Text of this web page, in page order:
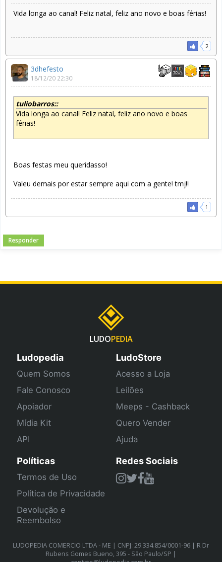
Vida longa ao canal! Feliz natal, feliz ano novo e boas férias!
2
3dhefesto
18/12/20 22:30
tuliobarros::
Vida longa ao canal! Feliz natal, feliz ano novo e boas
férias!
Boas festas meu queridasso!
Valeu demais por estar sempre aqui com a gente! tmj!!
1
Responder
LUDOPEDIA
Ludopedia
Quem Somos
Fale Conosco
Apoiador
Mídia Kit
API
LudoStore
Acesso a Loja
Leilões
Meeps - Cashback
Quero Vender
Ajuda
Políticas
Termos de Uso
Política de Privacidade
Devolução e
Reembolso
Redes Sociais
LUDOPEDIA COMERCIO LTDA - ME | CNPJ: 29.334.854/0001-96 | R Dr
Rubens Gomes Bueno, 395 - São Paulo/SP |